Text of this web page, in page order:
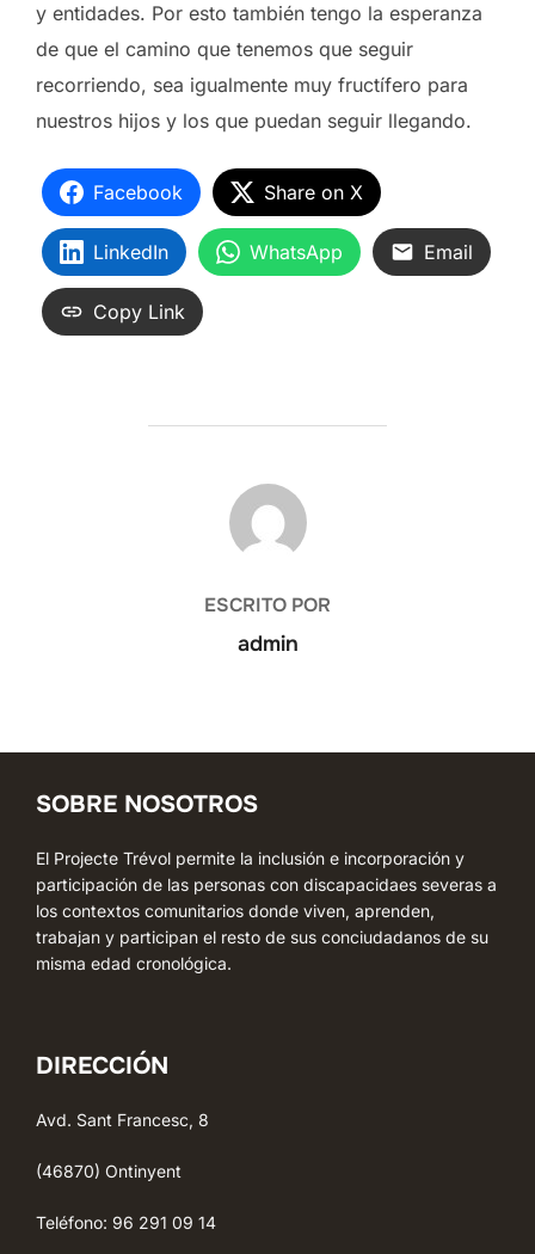
y entidades. Por esto también tengo la esperanza
de que el camino que tenemos que seguir
recorriendo, sea igualmente muy fructífero para
nuestros hijos y los que puedan seguir llegando.
Facebook Share on X
LinkedIn WhatsApp Email
Copy Link
AUTOR DE LA ENTRADA
ESCRITO POR
admin
SOBRE NOSOTROS
El Projecte Trévol permite la inclusión e incorporación y
participación de las personas con discapacidaes severas a
los contextos comunitarios donde viven, aprenden,
trabajan y participan el resto de sus conciudadanos de su
misma edad cronológica.
DIRECCIÓN
Avd. Sant Francesc, 8
(46870) Ontinyent
Teléfono: 96 291 09 14